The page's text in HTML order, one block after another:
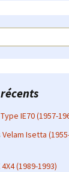
IE70 (1957-
Velam Isetta
(1989-1993)